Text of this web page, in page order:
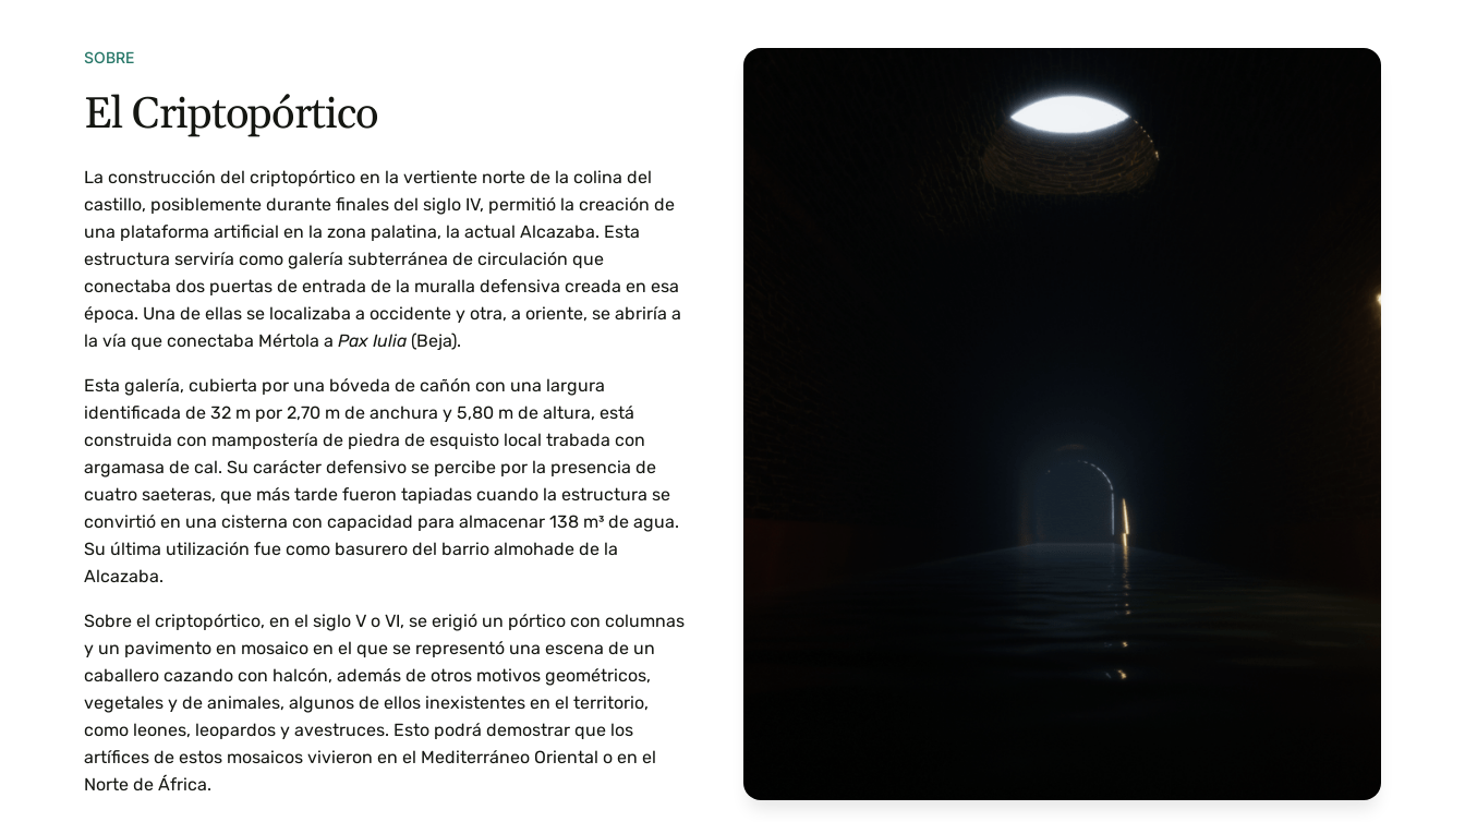
SOBRE
El Criptopórtico
La construcción del criptopórtico en la vertiente norte de la colina del
castillo, posiblemente durante finales del siglo IV, permitió la creación de
una plataforma artificial en la zona palatina, la actual Alcazaba. Esta
estructura serviría como galería subterránea de circulación que
conectaba dos puertas de entrada de la muralla defensiva creada en esa
época. Una de ellas se localizaba a occidente y otra, a oriente, se abriría a
la vía que conectaba Mértola aPax Iulia (Beja).
Esta galería, cubierta por una bóveda de cañón con una largura
identificada de 32 m por 2,70 m de anchura y 5,80 m de altura, está
construida con mampostería de piedra de esquisto local trabada con
argamasa de cal. Su carácter defensivo se percibe por la presencia de
cuatro saeteras, que más tarde fueron tapiadas cuando la estructura se
convirtió en una cisterna con capacidad para almacenar 138 m³ de agua.
Su última utilización fue como basurero del barrio almohade de la
Alcazaba.
Sobre el criptopórtico, en el siglo V o VI, se erigió un pórtico con columnas
y un pavimento en mosaico en el que se representó una escena de un
caballero cazando con halcón, además de otros motivos geométricos,
vegetales y de animales, algunos de ellos inexistentes en el territorio,
como leones, leopardos y avestruces. Esto podrá demostrar que los
artífices de estos mosaicos vivieron en el Mediterráneo Oriental o en el
Norte de África.